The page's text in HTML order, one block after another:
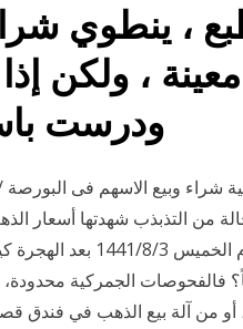
، ينطوي
معينة ، ولكن
ودرست
شراء وبيع الاسهم فى البورصة
من التذبذب شهدتها أسعار
اليوم الخميس
فالفحوصات الجمركية
أو من آلة بيع الذهب في فندق